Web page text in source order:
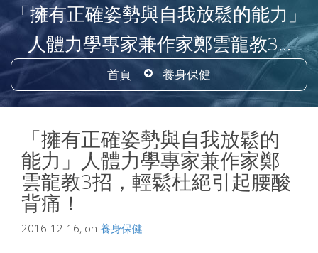
「擁有正確姿勢與自我放鬆的能力」
人體力學專家兼作家鄭雲龍教3...
首頁 養身保健
「擁有正確姿勢與自我放鬆的
能力」人體力學專家兼作家鄭
雲龍教3招，輕鬆杜絕引起腰酸
背痛！
2016-12-16, on 養身保健